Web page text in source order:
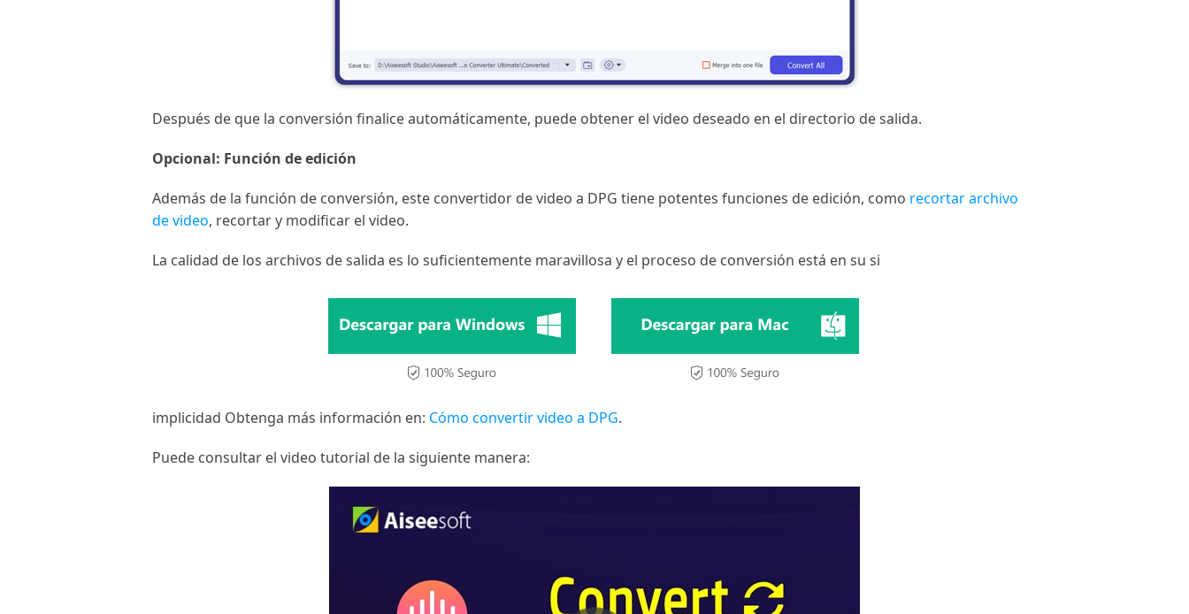
Después de que la conversión finalice automáticamente, puede obtener el video deseado en el directorio de salida.
Opcional: Función de edición
Además de la función de conversión, este convertidor de video a DPG tiene potentes funciones de edición, como recortar archivo
de video, recortar y modificar el video.
La calidad de los archivos de salida es lo suficientemente maravillosa y el proceso de conversión está en su si
implicidad Obtenga más información en: Cómo convertir video a DPG.
Puede consultar el video tutorial de la siguiente manera: